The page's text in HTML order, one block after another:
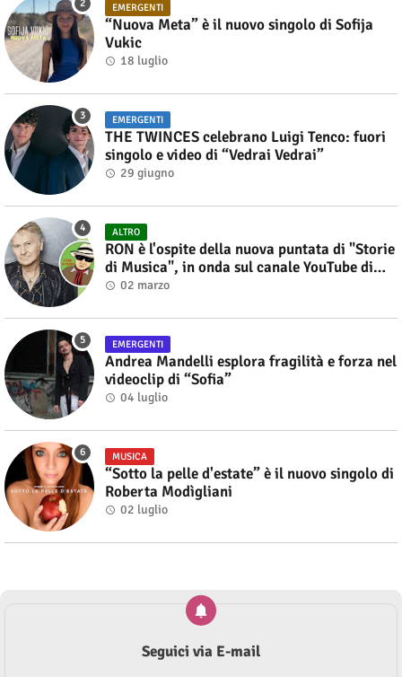
EMERGENTI
“Nuova Meta” è il nuovo singolo di Sofija
Vukic
18 luglio
EMERGENTI
THE TWINCES celebrano Luigi Tenco: fuori
singolo e video di “Vedrai Vedrai”
29 giugno
ALTRO
RON è l'ospite della nuova puntata di "Storie
di Musica", in onda sul canale YouTube di
Alberto Salerno
02 marzo
EMERGENTI
Andrea Mandelli esplora fragilità e forza nel
videoclip di “Sofia”
04 luglio
MUSICA
“Sotto la pelle d'estate” è il nuovo singolo di
Roberta Modìgliani
02 luglio
Seguici via E-mail